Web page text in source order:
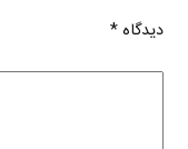
دیدگاه*